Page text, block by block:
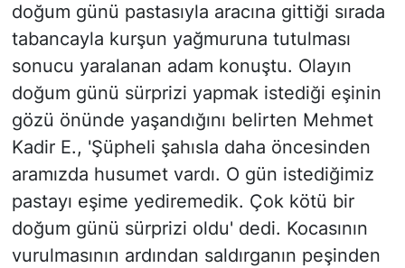
doğum günü pastasıyla aracına gittiği sırada
tabancayla kurşun yağmuruna tutulması
sonucu yaralanan adam konuştu. Olayın
doğum günü sürprizi yapmak istediği eşinin
gözü önünde yaşandığını belirten Mehmet
Kadir E., 'Şüpheli şahısla daha öncesinden
aramızda husumet vardı. O gün istediğimiz
pastayı eşime yediremedik. Çok kötü bir
doğum günü sürprizi oldu' dedi. Kocasının
vurulmasının ardından saldırganın peşinden